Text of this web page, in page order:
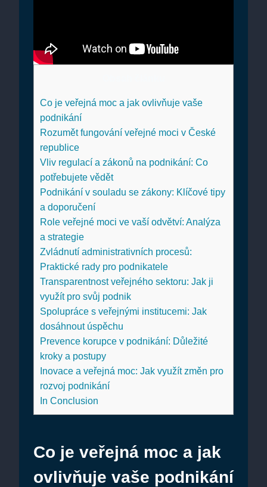
Co je veřejná moc a jak ovlivňuje vaše
podnikání
Rozumět fungování veřejné moci v České
republice
Vliv regulací a zákonů na podnikání: Co
potřebujete vědět
Podnikání v souladu se zákony: Klíčové tipy
a doporučení
Role veřejné moci ve vaší odvětví: Analýza
a strategie
Zvládnutí administrativních procesů:
Praktické rady pro podnikatele
Transparentnost veřejného sektoru: Jak ji
využít pro svůj podnik
Spolupráce s veřejnými institucemi: Jak
dosáhnout úspěchu
Prevence korupce v podnikání: Důležité
kroky a postupy
Inovace a veřejná moc: Jak využít změn pro
rozvoj podnikání
In Conclusion
Co je veřejná moc a jak
ovlivňuje vaše podnikání